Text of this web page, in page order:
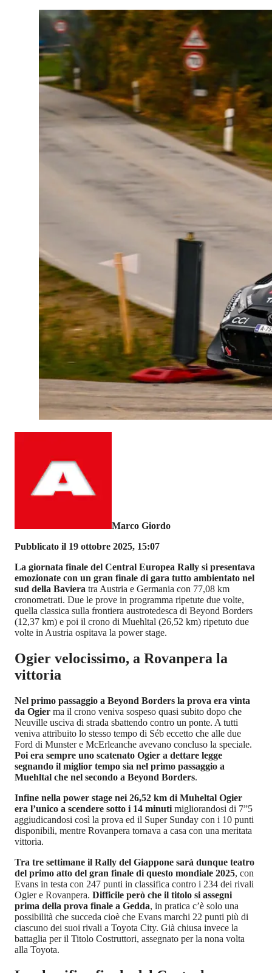
Marco Giordo
Pubblicato il 19 ottobre 2025, 15:07
La giornata finale del Central Europea Rally si presentava
emozionate con un gran finale di gara tutto ambientato nel
sud della Baviera tra Austria e Germania con 77,08 km
cronometrati. Due le prove in programma ripetute due volte,
quella classica sulla frontiera austrotedesca di Beyond Borders
(12,37 km) e poi il crono di Muehltal (26,52 km) ripetuto due
volte in Austria ospitava la power stage.
Ogier velocissimo, a Rovanpera la
vittoria
Nel primo passaggio a Beyond Borders la prova era vinta
da Ogier ma il crono veniva sospeso quasi subito dopo che
Neuville usciva di strada sbattendo contro un ponte. A tutti
veniva attribuito lo stesso tempo di Séb eccetto che alle due
Ford di Munster e McErleanche avevano concluso la speciale.
Poi era sempre uno scatenato Ogier a dettare legge
segnando il miglior tempo sia nel primo passaggio a
Muehltal che nel secondo a Beyond Borders.
Infine nella power stage nei 26,52 km di Muheltal Ogier
era l’unico a scendere sotto i 14 minuti migliorandosi di 7”5
aggiudicandosi così la prova ed il Super Sunday con i 10 punti
disponibili, mentre Rovanpera tornava a casa con una meritata
vittoria.
Tra tre settimane il Rally del Giappone sarà dunque teatro
del primo atto del gran finale di questo mondiale 2025, con
Evans in testa con 247 punti in classifica contro i 234 dei rivali
Ogier e Rovanpera. Difficile però che il titolo si assegni
prima della prova finale a Gedda, in pratica c’è solo una
possibilità che succeda cioè che Evans marchi 22 punti più di
ciascuno dei suoi rivali a Toyota City. Già chiusa invece la
battaglia per il Titolo Costruttori, assegnato per la nona volta
alla Toyota.